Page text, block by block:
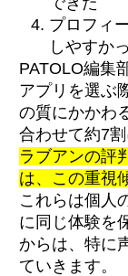
プロフィ
しやすか
PATOLO編集
アプリを選ぶ
の質にかかわ
合わせて約7割
ラブアンの評
は、この重視
これらは個人
に同じ体験を
からは、特に
ていきます。